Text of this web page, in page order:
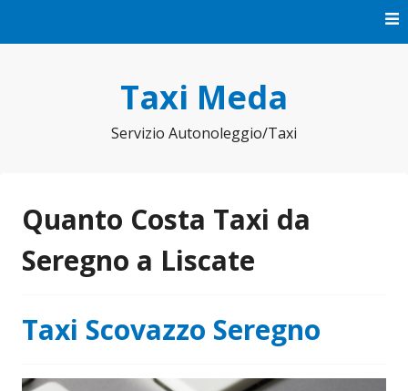
Taxi Meda
Servizio Autonoleggio/Taxi
Quanto Costa Taxi da
Seregno a Liscate
Taxi Scovazzo Seregno